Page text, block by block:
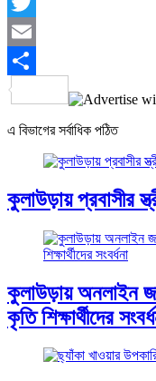
Twitter
Email
Share
এ বিভাগের সর্বাধিক পঠিত
কুলাউড়ায় প্রবাসীর
কুলাউড়ায় অনলাইন
কৃতি শিক্ষার্থীদের